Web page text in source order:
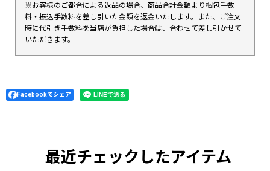
※お客様のご都合による返品の場合、商品合計金額より梱包手数
料・振込手数料を差し引いた金額を返金いたします。また、ご注文
時に代引き手数料を当店が負担した場合は、合わせて差し引かせて
いただきます。
Facebookでシェア
最近チェックしたアイテム